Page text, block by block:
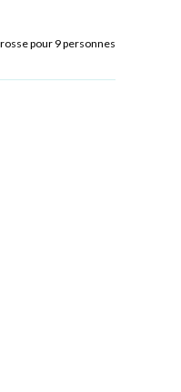
pour 9 personnes